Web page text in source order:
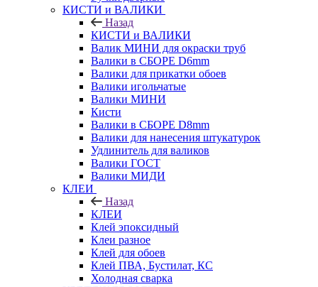
КИСТИ и ВАЛИКИ
Назад
КИСТИ и ВАЛИКИ
Валик МИНИ для окраски труб
Валики в СБОРЕ D6mm
Валики для прикатки обоев
Валики игольчатые
Валики МИНИ
Кисти
Валики в СБОРЕ D8mm
Валики для нанесения штукатурок
Удлинитель для валиков
Валики ГОСТ
Валики МИДИ
КЛЕИ
Назад
КЛЕИ
Клей эпоксидный
Клеи разное
Клей для обоев
Клей ПВА, Бустилат, КС
Холодная сварка